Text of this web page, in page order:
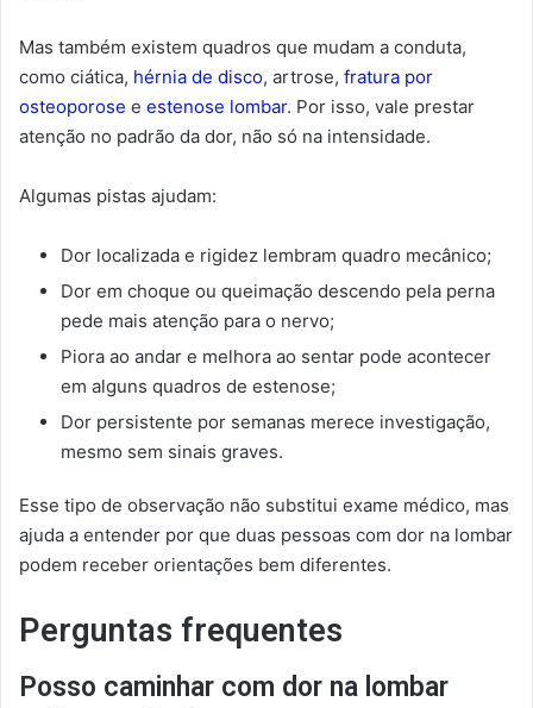
Mas também existem quadros que mudam a conduta,
como ciática, hérnia de disco, artrose, fratura por
osteoporose e estenose lombar. Por isso, vale prestar
atenção no padrão da dor, não só na intensidade.
Algumas pistas ajudam:
Dor localizada e rigidez lembram quadro mecânico;
Dor em choque ou queimação descendo pela perna
pede mais atenção para o nervo;
Piora ao andar e melhora ao sentar pode acontecer
em alguns quadros de estenose;
Dor persistente por semanas merece investigação,
mesmo sem sinais graves.
Esse tipo de observação não substitui exame médico, mas
ajuda a entender por que duas pessoas com dor na lombar
podem receber orientações bem diferentes.
Perguntas frequentes
Posso caminhar com dor na lombar